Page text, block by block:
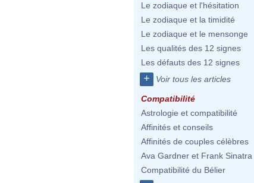
Le zodiaque et l'hésitation
Le zodiaque et la timidité
Le zodiaque et le mensonge
Les qualités des 12 signes
Les défauts des 12 signes
+ Voir tous les articles
Compatibilité
Astrologie et compatibilité
Affinités et conseils
Affinités de couples célèbres
Ava Gardner et Frank Sinatra
Compatibilité du Bélier